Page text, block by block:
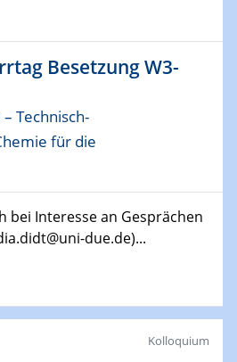
Carriers (LOHC)
in Materials
Series on 2D-
(Trinity College Dublin)
Besetzung W3-
Technisch-
für die
bei Interesse an Gesprächen
due.de)...
Kolloquium